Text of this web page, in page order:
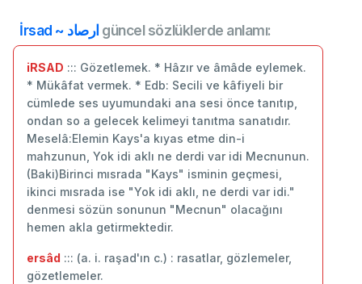
İrsad ~ ارصاد güncel sözlüklerde anlamı:
iRSAD ::: Gözetlemek. * Hâzır ve âmâde eylemek.
* Mükâfat vermek. * Edb: Secili ve kâfiyeli bir
cümlede ses uyumundaki ana sesi önce tanıtıp,
ondan so a gelecek kelimeyi tanıtma sanatıdır.
Meselâ:Elemin Kays'a kıyas etme din-i
mahzunun, Yok idi aklı ne derdi var idi Mecnunun.
(Baki)Birinci mısrada "Kays" isminin geçmesi,
ikinci mısrada ise "Yok idi aklı, ne derdi var idi."
denmesi sözün sonunun "Mecnun" olacağını
hemen akla getirmektedir.
ersâd ::: (a. i. raşad'ın c.) : rasatlar, gözlemeler,
gözetlemeler.